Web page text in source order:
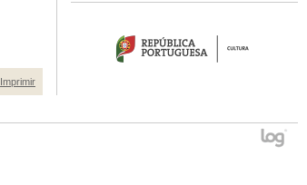
Imprimir